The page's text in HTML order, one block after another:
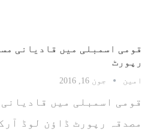
قومی اسمبلی میں قادیانی
رپورٹ
امین جون 16, 2016
قومی اسمبلی میں
مصدقہ رپورٹ ڈاؤن لوڈ